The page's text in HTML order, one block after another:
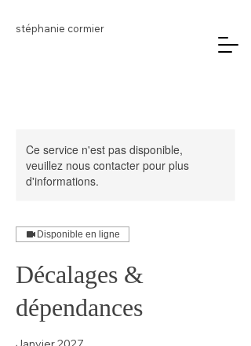
stéphanie cormier
Ce service n'est pas disponible,
veuillez nous contacter pour plus
d'informations.
Disponible en ligne
Décalages &
dépendances